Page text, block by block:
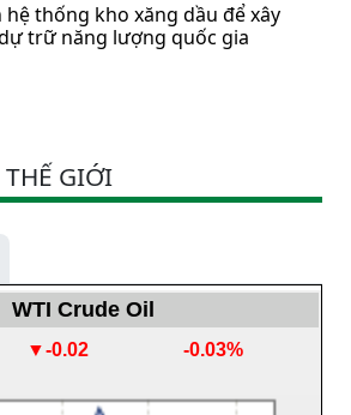
thống kho xăng dầu để xây
trữ năng lượng quốc gia
GIỚI
WTI Crude Oil
▼-0.02 -0.03%